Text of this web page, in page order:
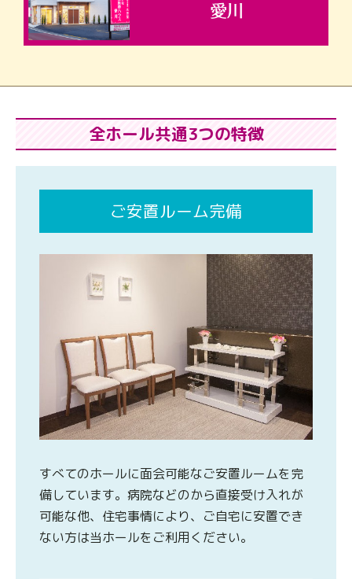
全ホール共通3つの特徴
ご安置ルーム完備
すべてのホールに面会可能なご安置ルームを完
備しています。病院などのから直接受け入れが
可能な他、住宅事情により、ご自宅に安置でき
ない方は当ホールをご利用ください。